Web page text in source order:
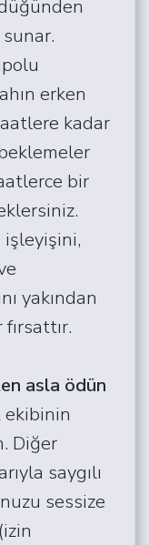
erken
kadar
bir
yakından
asla ödün
ekibinin
Diğer
saygılı
sessize